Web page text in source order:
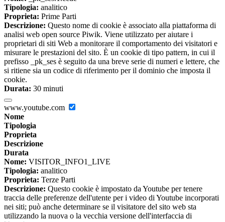
Tipologia: analitico
Proprieta: Prime Parti
Descrizione: Questo nome di cookie è associato alla piattaforma di
analisi web open source Piwik. Viene utilizzato per aiutare i
proprietari di siti Web a monitorare il comportamento dei visitatori e
misurare le prestazioni del sito. È un cookie di tipo pattern, in cui il
prefisso _pk_ses è seguito da una breve serie di numeri e lettere, che
si ritiene sia un codice di riferimento per il dominio che imposta il
cookie.
Durata: 30 minuti
www.youtube.com
Nome
Tipologia
Proprieta
Descrizione
Durata
Nome: VISITOR_INFO1_LIVE
Tipologia: analitico
Proprieta: Terze Parti
Descrizione: Questo cookie è impostato da Youtube per tenere
traccia delle preferenze dell'utente per i video di Youtube incorporati
nei siti; può anche determinare se il visitatore del sito web sta
utilizzando la nuova o la vecchia versione dell'interfaccia di